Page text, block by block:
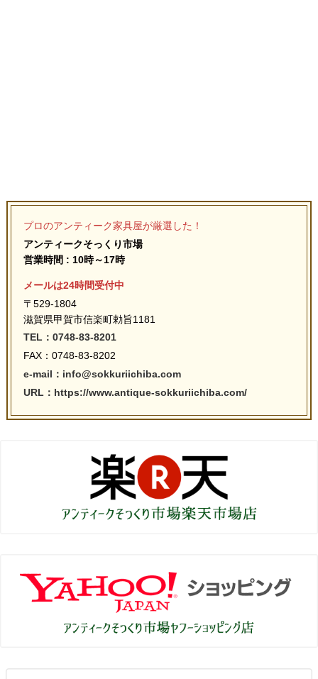
プロのアンティーク家具屋が厳選した！
アンティークそっくり市場
営業時間 : 10時～17時
メールは24時間受付中
〒529-1804
滋賀県甲賀市信楽町勅旨1181
TEL：0748-83-8201
FAX：0748-83-8202
e-mail：info@sokkuriichiba.com
URL：https://www.antique-sokkuriichiba.com/